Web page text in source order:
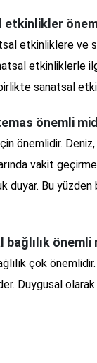
etkinlikler
etkinliklere ve
etkinliklerle
sanatsal
önemli
önemlidir.
vakit
duyar. Bu
bağlılık önemli
çok
Duygusal olarak